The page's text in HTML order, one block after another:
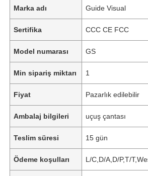
Marka adı Guide Visual
Sertifika CCC CE FCC
Model numarası GS
Min sipariş miktarı 1
Fiyat Pazarlık edilebilir
Ambalaj bilgileri uçuş çantası
Teslim süresi 15 gün
Ödeme koşulları L/C,D/A,D/P,T/